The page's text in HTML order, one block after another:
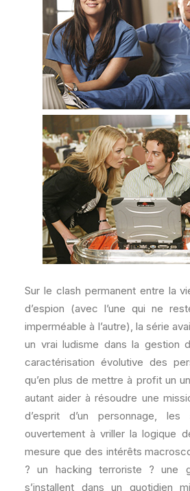
Sur le clash permanent entre la
d’espion (avec l’une qui ne
imperméable à l’autre), la série
un vrai ludisme dans la gestion
caractérisation évolutive des
qu’en plus de mettre à profit un
autant aider à résoudre une
d’esprit d’un personnage, les
ouvertement à vriller la logique
mesure que des intérêts
? un hacking terroriste ? une
s’installent dans un quotidien